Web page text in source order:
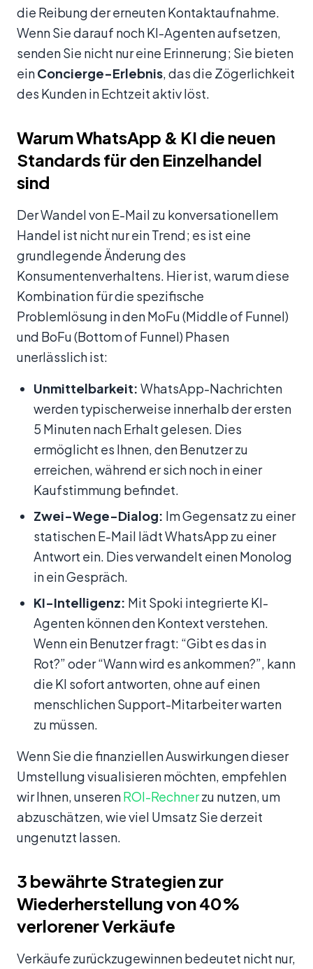
die Reibung der erneuten Kontaktaufnahme.
Wenn Sie darauf noch KI-Agenten aufsetzen,
senden Sie nicht nur eine Erinnerung; Sie bieten
einConcierge-Erlebnis, das die Zögerlichkeit
des Kunden in Echtzeit aktiv löst.
Warum WhatsApp & KI die neuen
Standards für den Einzelhandel
sind
Der Wandel von E-Mail zu konversationellem
Handel ist nicht nur ein Trend; es ist eine
grundlegende Änderung des
Konsumentenverhaltens. Hier ist, warum diese
Kombination für die spezifische
Problemlösung in den MoFu (Middle of Funnel)
und BoFu (Bottom of Funnel) Phasen
unerlässlich ist:
Unmittelbarkeit: WhatsApp-Nachrichten
werden typischerweise innerhalb der ersten
5 Minuten nach Erhalt gelesen. Dies
ermöglicht es Ihnen, den Benutzer zu
erreichen, während er sich noch in einer
Kaufstimmung befindet.
Zwei-Wege-Dialog: Im Gegensatz zu einer
statischen E-Mail lädt WhatsApp zu einer
Antwort ein. Dies verwandelt einen Monolog
in ein Gespräch.
KI-Intelligenz: Mit Spoki integrierte KI-
Agenten können den Kontext verstehen.
Wenn ein Benutzer fragt: “Gibt es das in
Rot?” oder “Wann wird es ankommen?”, kann
die KI sofort antworten, ohne auf einen
menschlichen Support-Mitarbeiter warten
zu müssen.
Wenn Sie die finanziellen Auswirkungen dieser
Umstellung visualisieren möchten, empfehlen
wir Ihnen, unserenROI-Rechnerzu nutzen, um
abzuschätzen, wie viel Umsatz Sie derzeit
ungenutzt lassen.
3 bewährte Strategien zur
Wiederherstellung von 40%
verlorener Verkäufe
Verkäufe zurückzugewinnen bedeutet nicht nur,